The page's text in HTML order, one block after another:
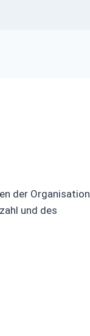
der Organisation
und des